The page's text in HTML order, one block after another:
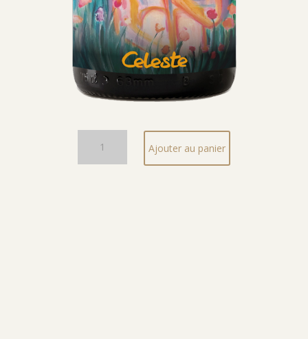
Celeste
Ajouter au panier